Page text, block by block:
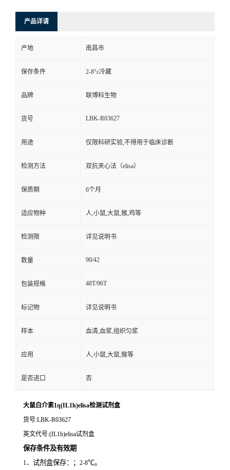
产品详请
产地 南昌市
保存条件 2-8°c冷藏
品牌 联博科生物
货号 LBK-R03627
用途 仅限科研实验,不得用于临床诊断
检测方法 双抗夹心法（elisa）
保质期 6个月
适应物种 人,小鼠,大鼠,猴,鸡等
检测限 详见说明书
数量 90/42
包装规格 48T/96T
标记物 详见说明书
样本 血清,血浆,组织匀浆
应用 人,小鼠,大鼠,猴等
是否进口 否
大鼠白介素1η(IL1h)elisa检测试剂盒
货号:LBK-R03627
英文代号:(IL1h)elisa试剂盒
保存条件及有效期
1．试剂盒保存：； 2-8℃。